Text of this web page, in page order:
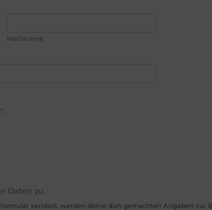
Nachname
Daten zu.
sendest, werden deine dort gemachten Angaben zur